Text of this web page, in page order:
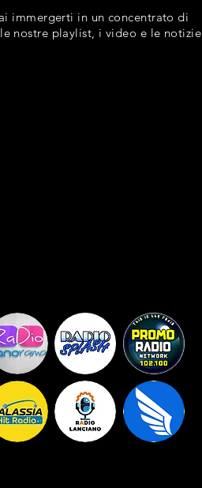
immergerti in un concentrato di
nostre playlist, i video e le notizie